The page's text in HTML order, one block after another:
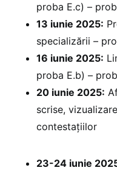
proba E.c) –
13 iunie 2025:
specializării –
16 iunie 2025:
proba E.b) –
20 iunie 2025:
scrise,
contestațiilor
23-24 iunie